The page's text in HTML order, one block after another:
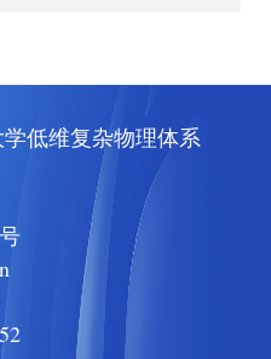
低维复杂物理体系